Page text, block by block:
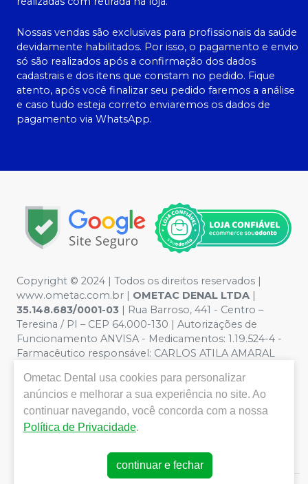
Nossas vendas são exclusivas para profissionais da saúde
devidamente habilitados. Por isso, o pagamento e envio
só são realizados após a confirmação dos dados
cadastrais e dos itens que constam no pedido. Fique
atento, após você finalizar seu pedido faremos a análise
e caso tudo esteja correto enviaremos os dados de
pagamento via WhatsApp.
Copyright © 2024 | Todos os direitos reservados |
www.ometac.com.br | OMETAC DENAL LTDA |
35.148.683/0001-03 | Rua Barroso, 441 - Centro –
Teresina / PI – CEP 64.000-130 | Autorizações de
Funcionamento ANVISA - Medicamentos: 1.19.524-4 -
Farmacêutico responsável: CARLOS ATILA AMARAL
Segurança - Fotos meramente ilustrativas - Os preços e
condições da loja virtual estão sujeitos a alterações. Em
caso de divergência de preços no site, o valor válido é o
do Carrinho de Compra. Não vendemos por atacado
compras de grandes volumes pelo site.
Ometac Dental usa cookies para personalizar
anúncios e melhorar a sua experiência no site. Ao
continuar navegando, você concorda com a nossa
Política de Privacidade.
continuar e fechar